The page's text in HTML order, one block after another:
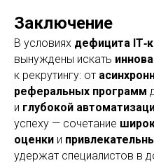
Заключение
В условиях дефицита
вынуждены искать
к рекрутингу: от
реферальных программ
и глубокой
успеху — сочетание
оценки и
удержат специалистов в